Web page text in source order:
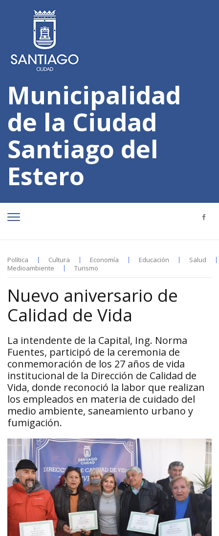
Municipalidad
de la Ciudad
Santiago del
Estero
Política Cultura Economía Educación
Salud
Medioambiente
Turismo
Nuevo aniversario de
Calidad de Vida
La intendente de la Capital, Ing. Norma
Fuentes, participó de la ceremonia de
conmemoración de los 27 años de vida
institucional de la Dirección de Calidad de
Vida, donde reconoció la labor que realizan
los empleados en materia de cuidado del
medio ambiente, saneamiento urbano y
fumigación.